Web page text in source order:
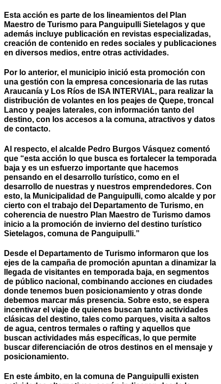
Esta acción es parte de los lineamientos del Plan
Maestro de Turismo para Panguipulli Sietelagos y que
además incluye publicación en revistas especializadas,
creación de contenido en redes sociales y publicaciones
en diversos medios, entre otras actividades.
Por lo anterior, el municipio inició esta promoción con
una gestión con la empresa concesionaria de las rutas
Araucanía y Los Ríos de ISA INTERVIAL, para realizar la
distribución de volantes en los peajes de Quepe, troncal
Lanco y peajes laterales, con información tanto del
destino, con los accesos a la comuna, atractivos y datos
de contacto.
Al respecto, el alcalde Pedro Burgos Vásquez comentó
que “esta acción lo que busca es fortalecer la temporada
baja y es un esfuerzo importante que hacemos
pensando en el desarrollo turístico, como en el
desarrollo de nuestras y nuestros emprendedores. Con
esto, la Municipalidad de Panguipulli, como alcalde y por
cierto con el trabajo del Departamento de Turismo, en
coherencia de nuestro Plan Maestro de Turismo damos
inicio a la promoción de invierno del destino turístico
Sietelagos, comuna de Panguipulli.”
Desde el Departamento de Turismo informaron que los
ejes de la campaña de promoción apuntan a dinamizar la
llegada de visitantes en temporada baja, en segmentos
de público nacional, combinando acciones en ciudades
donde tenemos buen posicionamiento y otras donde
debemos marcar más presencia. Sobre esto, se espera
incentivar el viaje de quienes buscan tanto actividades
clásicas del destino, tales como parques, visita a saltos
de agua, centros termales o rafting y aquellos que
buscan actividades más específicas, lo que permite
buscar diferenciación de otros destinos en el mensaje y
posicionamiento.
En este ámbito, en la comuna de Panguipulli existen